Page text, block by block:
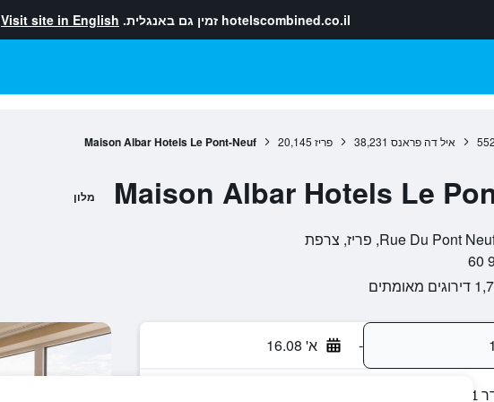
hotelscombined.co.il זמין גם באנגלית. Visit site in English
איל דה פראנס 38,231 פריז 20,145
Maison Albar Hotels Le Pont-Neuf
Maison Albar Hotels Le מלון
מאומתים
- א' 16.08